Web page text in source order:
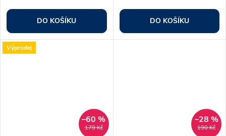
DO KOŠÍKU DO KOŠÍKU
Výprodej
179 Kč
–60 %
190 Kč
–28 %